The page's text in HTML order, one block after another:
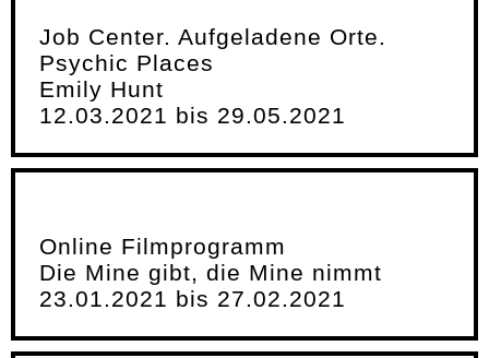
Job Center. Aufgeladene Orte.
Psychic Places
Emily Hunt
12.03.2021 bis 29.05.2021
Online Filmprogramm
Die Mine gibt, die Mine nimmt
23.01.2021 bis 27.02.2021